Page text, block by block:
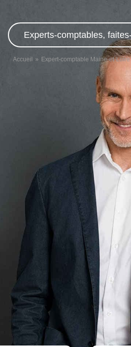
Experts-comptables,
Accueil Expert-comptable Maine-et-Loire